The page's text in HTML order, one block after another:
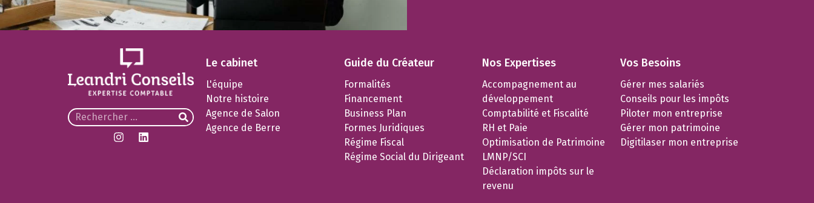
Le cabinet
L'équipe
Notre histoire
Agence de Salon
Agence de Berre
Guide du Créateur
Formalités
Financement
Business Plan
Formes Juridiques
Régime Fiscal
Régime Social du Dirigeant
Nos Expertises
Accompagnement au
développement
Comptabilité et Fiscalité
RH et Paie
Optimisation de Patrimoine
LMNP/SCI
Déclaration impôts sur le
revenu
Vos Besoins
Gérer mes salariés
Conseils pour les impôts
Piloter mon entreprise
Gérer mon patrimoine
Digitilaser mon entreprise